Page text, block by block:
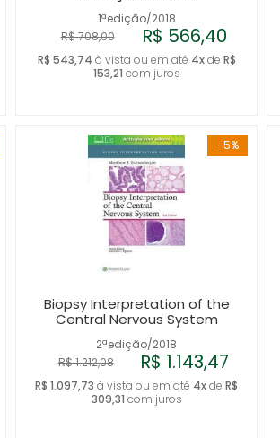
1ªedição/2018
R$ 708,00 R$ 566,40
R$ 543,74 à vista ou em até 4xde R$
153,21 com juros
-5%
2ªedição/2018
Biopsy Interpretation of the
Central Nervous System
R$ 1.212,08 R$ 1.143,47
R$ 1.097,73 à vista ou em até 4xde R$
309,31 com juros